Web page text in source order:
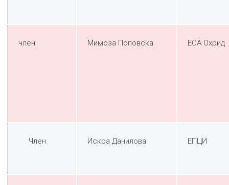
член Мимоза Поповска ЕСА Охрид
Член Искра Данилова ЕПЦИ